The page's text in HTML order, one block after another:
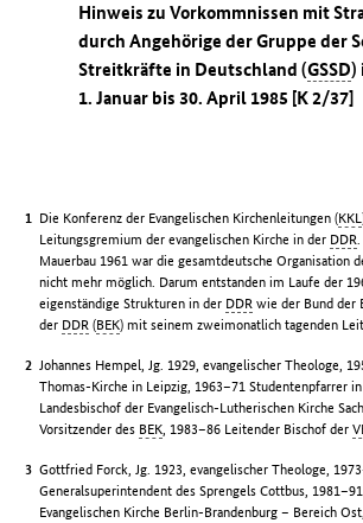
Hinweis zu Vorkommnissen mit
durch Angehörige der Gruppe der
Streitkräfte in Deutschland (GSSD)
1. Januar bis 30. April 1985 [K 2/37]
Die Konferenz der Evangelischen Kirchenleitungen (KKL
Leitungsgremium der evangelischen Kirche in der DDR
Mauerbau 1961 war die gesamtdeutsche Organisation
nicht mehr möglich. Darum entstanden im Laufe der
eigenständige Strukturen in der DDR wie der Bund der
der DDR (BEK) mit seinem zweimonatlich tagenden
Johannes Hempel, Jg. 1929, evangelischer Theologe,
Thomas-Kirche in Leipzig, 1963–71 Studentenpfarrer
Landesbischof der Evangelisch-Lutherischen Kirche
Vorsitzender des BEK, 1983–86 Leitender Bischof der
Gottfried Forck, Jg. 1923, evangelischer Theologe,
Generalsuperintendent des Sprengels Cottbus,
Evangelischen Kirche Berlin-Brandenburg – Bereich